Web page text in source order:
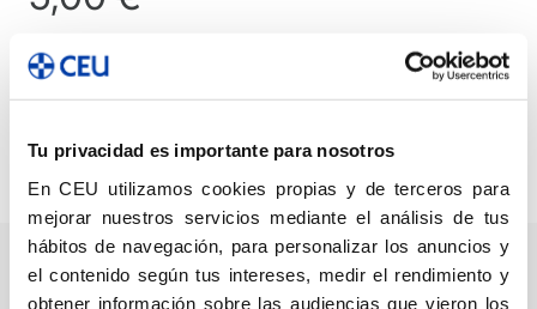
Tu privacidad es importante para nosotros
En CEU utilizamos cookies propias y de terceros para
mejorar nuestros servicios mediante el análisis de tus
hábitos de navegación, para personalizar los anuncios y
el contenido según tus intereses, medir el rendimiento y
obtener información sobre las audiencias que vieron los
Terrorismo
el
área
Euromediterránea
cantidad
Ficha técnica Autor/a/es